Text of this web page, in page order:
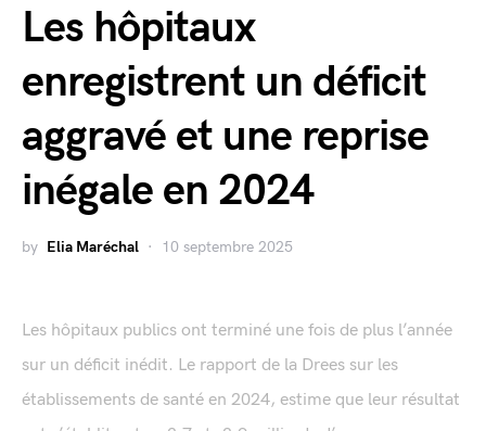
Les hôpitaux
enregistrent un déficit
aggravé et une reprise
inégale en 2024
by Elia Maréchal 10 septembre 2025
Les hôpitaux publics ont terminé une fois de plus l’année
sur un déficit inédit. Le rapport de la Drees sur les
établissements de santé en 2024, estime que leur résultat